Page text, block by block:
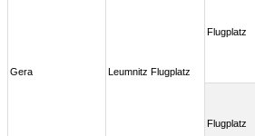
Gera Leumnitz Flugplatz
Flugplatz
Flugplatz